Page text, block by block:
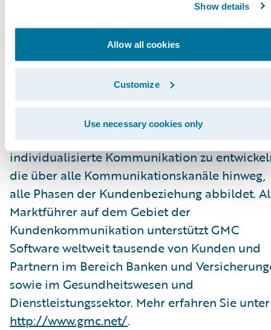
Show details
Allow all cookies
Customize
Use necessary cookies only
Kommunikation mit ihren Kunden und
Mitarbeitern. Unternehmen können mit Hilfe
GMC Software zeitnah und individueller
kommunizieren und auf diese Weise besser
nachhaltiger interagieren. Als Tochter der
Neopost Digital Company liefert GMC
Fachanwendern das nötige Werkzeug, um eine
kontextbezogene und hochgradig
individualisierte Kommunikation zu
die über alle Kommunikationskanäle hinweg,
alle Phasen der Kundenbeziehung abbildet.
Marktführer auf dem Gebiet der
Kundenkommunikation unterstützt GMC
Software weltweit tausende von Kunden und
Partnern im Bereich Banken und
sowie im Gesundheitswesen und
Dienstleistungssektor. Mehr erfahren Sie unter
http://www.gmc.net/.